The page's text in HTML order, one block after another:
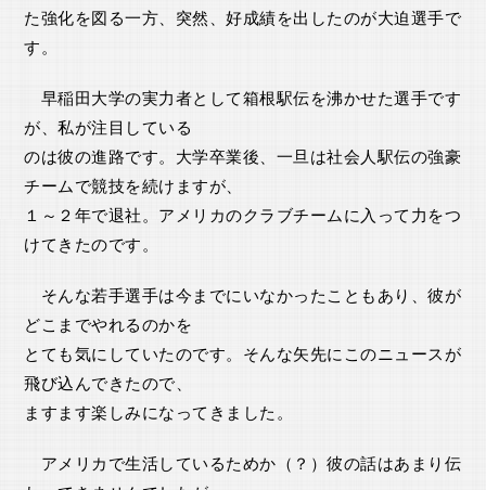
た強化を図る一方、突然、好成績を出したのが大迫選手で
す。
早稲田大学の実力者として箱根駅伝を沸かせた選手です
が、私が注目している
のは彼の進路です。大学卒業後、一旦は社会人駅伝の強豪
チームで競技を続けますが、
１～２年で退社。アメリカのクラブチームに入って力をつ
けてきたのです。
そんな若手選手は今までにいなかったこともあり、彼が
どこまでやれるのかを
とても気にしていたのです。そんな矢先にこのニュースが
飛び込んできたので、
ますます楽しみになってきました。
アメリカで生活しているためか（？）彼の話はあまり伝